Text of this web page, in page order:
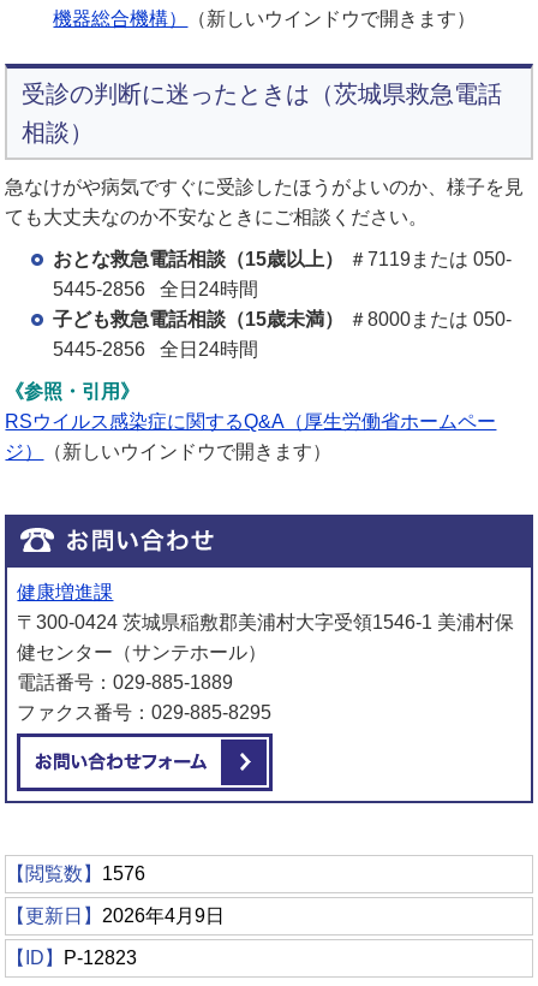
機器総合機構）
（新しいウインドウで開きます）
受診の判断に迷ったときは（茨城県救急電話
相談）
急なけがや病気ですぐに受診したほうがよいのか、様子を見
ても大丈夫なのか不安なときにご相談ください。
おとな救急電話相談（15歳以上）
＃7119または 050-
5445-2856 全日24時間
子ども救急電話相談（15歳未満）
＃8000または 050-
5445-2856 全日24時間
《参照・引用》
RSウイルス感染症に関するQ&A（厚⽣労働省ホームペー
ジ）
（新しいウインドウで開きます）
健康増進課
〒300-0424 茨城県稲敷郡美浦村大字受領1546-1 美浦村保
健センター（サンテホール）
電話番号：029-885-1889
ファクス番号：029-885-8295
【閲覧数】 1576
【更新日】 2026年4月9日
【ID】 P-12823